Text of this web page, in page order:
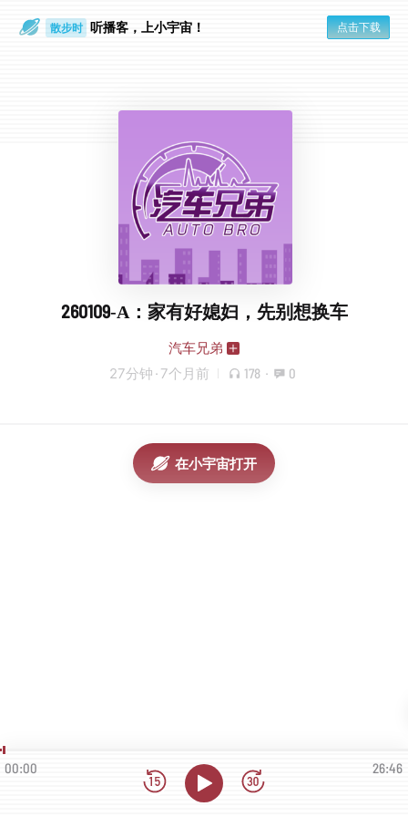
散步时 听播客，上小宇宙！ 点击下载
260109-A：家有好媳妇，先别想换车
汽车兄弟
27分钟 · 7个月前 178 · 0
在小宇宙打开
00:00 26:46